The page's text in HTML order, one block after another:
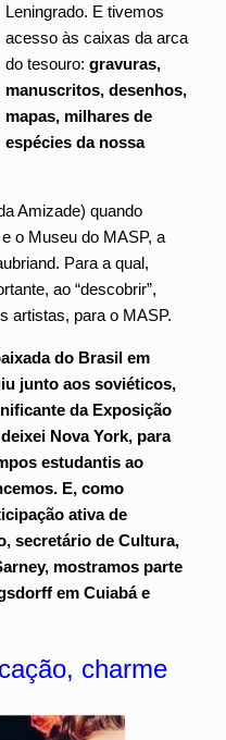
Leningrado. E tivemos
acesso às caixas da arca
do tesouro: gravuras,
manuscritos, desenhos,
mapas, milhares de
espécies da nossa
Amizade) quando
o Museu do MASP, a
Para a qual,
ao “descobrir”,
artistas, para o MASP.
do Brasil em
junto aos soviéticos,
da Exposição
Nova York, para
estudantis ao
E, como
ativa de
secretário de Cultura,
mostramos parte
em Cuiabá e
charme